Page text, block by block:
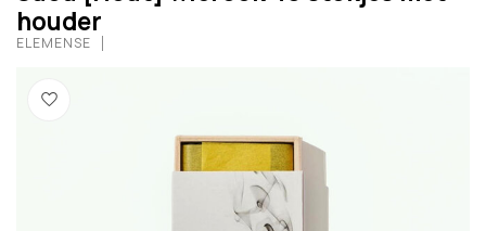
houder
ELEMENSE